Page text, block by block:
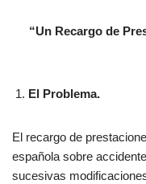
“Un Recargo de
El Problema.
El recargo de
española sobre
sucesivas